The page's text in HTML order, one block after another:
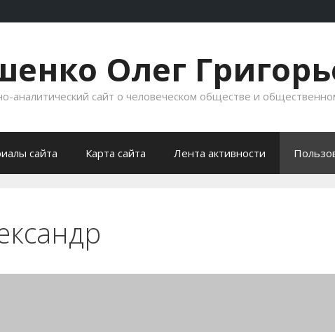
Олег
аналитический сайт о человеческом обществе и
сайта Карта сайта Лента активности